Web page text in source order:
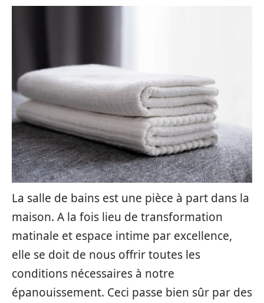
La salle de bains est une pièce à part dans la
maison. A la fois lieu de transformation
matinale et espace intime par excellence,
elle se doit de nous offrir toutes les
conditions nécessaires à notre
épanouissement. Ceci passe bien sûr par des